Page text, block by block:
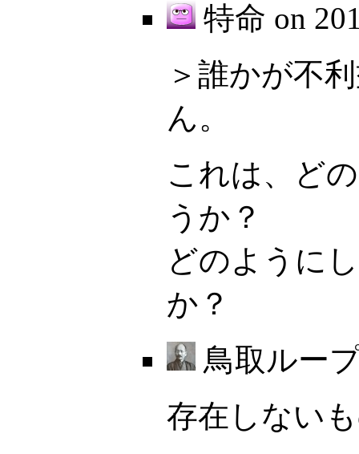
特命 on
＞誰かが不
ん。
これは、ど
うか？
どのように
か？
鳥取ルー
存在しない